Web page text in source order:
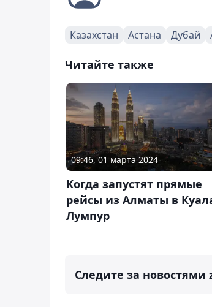
Казахстан Астана Дубай
Читайте также
09:46, 01 марта 2024
Когда запустят прямые
рейсы из Алматы в
Лумпур
Следите за новостями